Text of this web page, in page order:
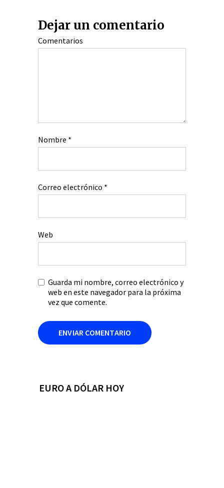
Dejar un comentario
Comentarios
Nombre *
Correo electrónico *
Web
Guarda mi nombre, correo electrónico y
web en este navegador para la próxima
vez que comente.
EURO A DÓLAR HOY